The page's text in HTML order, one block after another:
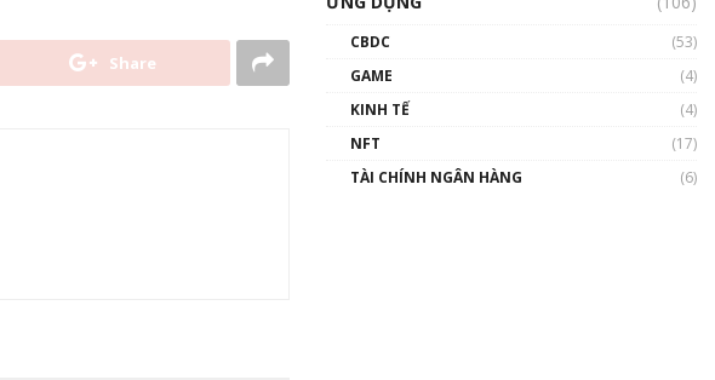
Share
CBDC
(53)
GAME
(4)
KINH TẾ
(4)
NFT
(17)
TÀI CHÍNH NGÂN HÀNG
(6)